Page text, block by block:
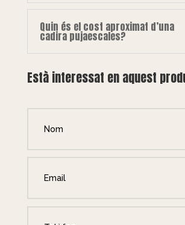
Quin és el cost aproximat d’una
cadira pujaescales?
Està interessat en aquest